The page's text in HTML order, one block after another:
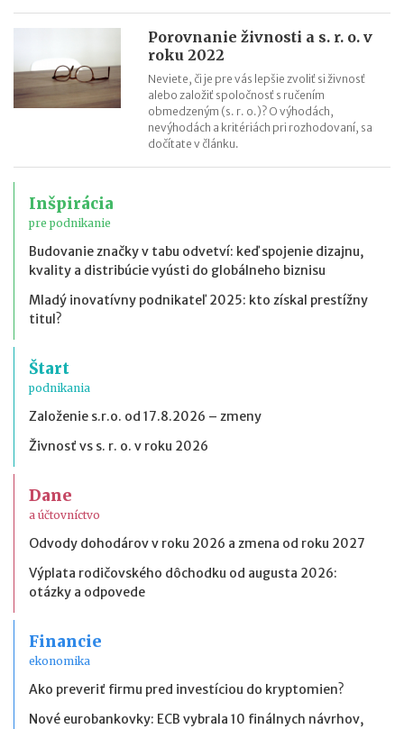
Porovnanie živnosti a s. r. o. v
roku 2022
Neviete, či je pre vás lepšie zvoliť si živnosť
alebo založiť spoločnosť s ručením
obmedzeným (s. r. o.)? O výhodách,
nevýhodách a kritériách pri rozhodovaní, sa
dočítate v článku.
Inšpirácia
pre podnikanie
Budovanie značky v tabu odvetví: keď spojenie dizajnu,
kvality a distribúcie vyústi do globálneho biznisu
Mladý inovatívny podnikateľ 2025: kto získal prestížny
titul?
Štart
podnikania
Založenie s.r.o. od 17.8.2026 – zmeny
Živnosť vs s. r. o. v roku 2026
Dane
a účtovníctvo
Odvody dohodárov v roku 2026 a zmena od roku 2027
Výplata rodičovského dôchodku od augusta 2026:
otázky a odpovede
Financie
ekonomika
Ako preveriť firmu pred investíciou do kryptomien?
Nové eurobankovky: ECB vybrala 10 finálnych návrhov,